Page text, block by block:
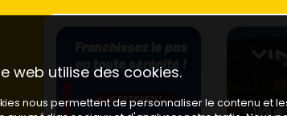
web utilise des cookies.
nous permettent de personnaliser le contenu et